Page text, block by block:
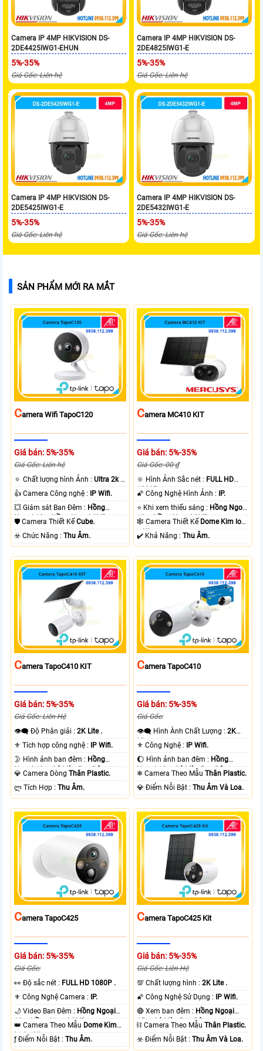
Camera IP 4MP HIKVISION DS-
2DE4425IWG1-EHUN
5%-35%
Giá Gốc: Liên hệ
Camera IP 4MP HIKVISION DS-
2DE4825IWG1-E
5%-35%
Giá Gốc: Liên hệ
Camera IP 4MP HIKVISION DS-
2DE5425IWG1-E
5%-35%
Giá Gốc: Liên hệ
Camera IP 4MP HIKVISION DS-
2DE5432IWG1-E
5%-35%
Giá Gốc: Liên hệ
SẢN PHẨM MỚI RA MẮT
CAmera Wifi TapoC120
Giá bán: 5%-35%
Giá Gốc: Liên hệ
🔅 Chất lượng hình Ảnh :Ultra 2k +
.
👍 Camera Công nghệ :
IP Wifi.
💥 Giám sát Ban Đêm : Hồng
Ngoại 10m Hồng Ngoại SMD.
🛡 Camera Thiết KếCube.
️☣️ Chức Năng :Thu Âm.
CAmera MC410 KIT
Giá bán: 5%-35%
Giá Gốc: 00 ₫
🔆 Hình Ảnh Sắc nét : FULL HD
1080P .
🌠 Công Nghệ Hình Ảnh :
IP.
⭐ Khi xem thiếu sáng : Hồng Ngoại
10m Hồng Ngoại SMD.
🕸️ Camera Thiết Kế Dome Kim loại
+ Nhựa.
️✔️ Khả Năng :Thu Âm.
CAmera TapoC410 KIT
Giá bán: 5%-35%
Giá Gốc: Liên Hệ
👁️‍🗨 Độ Phân giải :2K Lite .
⚜️ Tích hợp công nghệ :
IP Wifi.
🌛 Hình ảnh ban đêm : Hồng
Ngoại 10m Có Màu Ban Ðêm.
💎 Camera DòngThân Plastic.
️ლ Tích Hợp :Thu Âm.
CAmera TapoC410
Giá bán: 5%-35%
Giá Gốc:
👁️‍🗨 Hình Ành Chất Lượng :2K
Lite .
⚜️ Công Nghệ :
IP Wifi.
🌔 Hình ảnh ban đêm : Hồng
Ngoại 10m Có Màu Ban Ðêm.
❄ Camera Theo MẫuThân Plastic.
️💎 Điểm Nỗi Bật :Thu Âm Và Loa.
CAmera TapoC425
Giá bán: 5%-35%
Giá Gốc:
️👀 Độ sắc nét : FULL HD 1080P .
⚜️ Công Nghệ Camera :
IP.
🌙 Video Ban Đêm : Hồng Ngoại
10m Hồng Ngoại SMD.
👑 Camera Theo Mẫu Dome Kim
loại + Nhựa.
️ƒ Điểm Nỗi Bật :Thu Âm.
CAmera TapoC425 Kit
Giá bán: 5%-35%
Giá Gốc: Liên Hệ
💯 Chất lượng hình :2K Lite .
🌠 Công Nghệ Sử Dụng :
IP Wifi.
🔴 Xem ban đêm : Hồng Ngoại
15m Có Màu Ban Ðêm.
⛓ Camera Theo MẫuThân Plastic.
️☣️ Điểm Nỗi Bật :Thu Âm Và Loa.